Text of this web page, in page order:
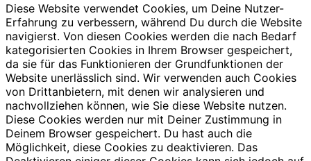
Diese Website verwendet Cookies, um Deine Nutzer-
Erfahrung zu verbessern, während Du durch die Website
navigierst. Von diesen Cookies werden die nach Bedarf
kategorisierten Cookies in Ihrem Browser gespeichert,
da sie für das Funktionieren der Grundfunktionen der
Website unerlässlich sind. Wir verwenden auch Cookies
von Drittanbietern, mit denen wir analysieren und
nachvollziehen können, wie Sie diese Website nutzen.
Diese Cookies werden nur mit Deiner Zustimmung in
Deinem Browser gespeichert. Du hast auch die
Möglichkeit, diese Cookies zu deaktivieren. Das